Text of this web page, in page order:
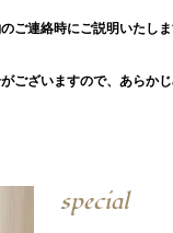
ご連絡時にご説明いたしま
ざいますので、あらか
special